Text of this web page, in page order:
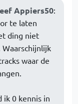
Appiers50:
te laten
ding niet
waar de
ik 0 kennis in